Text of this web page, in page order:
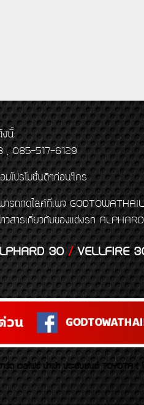
งนี้
, 085-517-6129
มโปรโมชั่นดีๆก่อนใคร
รถกดไลค์ที่เพจ
วสารเกี่ยวกับของแต่งรถ
30/VELLFIRE
วลไฟร์ นำเข้า ประดับยนต์ TOYOTA ( โ